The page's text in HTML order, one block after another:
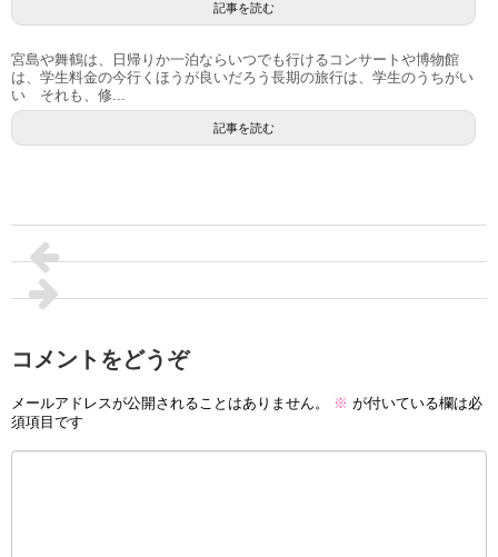
記事を読む
宮島や舞鶴は、日帰りか一泊ならいつでも行けるコンサートや博物館
は、学生料金の今行くほうが良いだろう長期の旅行は、学生のうちがい
い それも、修...
記事を読む
コメントをどうぞ
メールアドレスが公開されることはありません。 ※ が付いている欄は必
須項目です